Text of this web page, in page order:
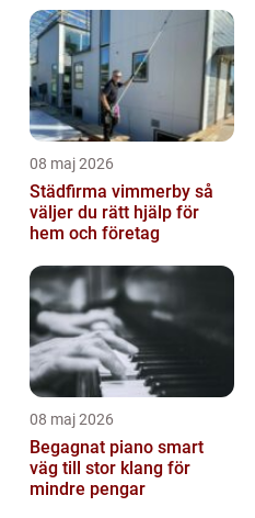
08 maj 2026
Städfirma vimmerby så
väljer du rätt hjälp för
hem och företag
08 maj 2026
Begagnat piano smart
väg till stor klang för
mindre pengar